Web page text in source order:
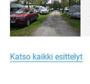
Lue
Leirintäoppaan
artikkeli:
Merellinen
Turun
liepeillä
Katso kaikki esittelyt